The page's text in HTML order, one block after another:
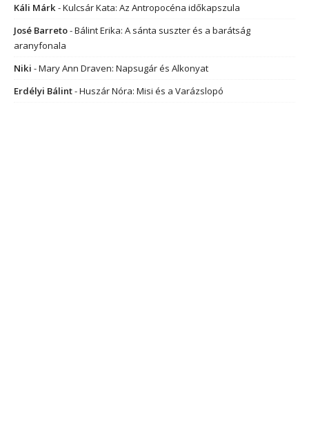
Káli Márk-Kulcsár Kata: Az Antropocéna időkapszula
José Barreto-Bálint Erika: A sánta suszter és a barátság
aranyfonala
Niki -Mary Ann Draven: Napsugár és Alkonyat
Erdélyi Bálint-Huszár Nóra: Misi és a Varázslopó